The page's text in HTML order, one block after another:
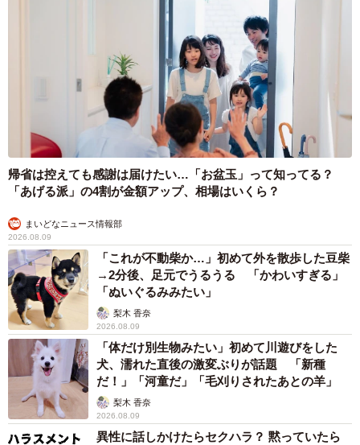
帰省は控えても感謝は届けたい…「お盆玉」って知ってる？
「あげる派」の4割が金額アップ、相場はいくら？
まいどなニュース情報部
2026.08.09
「これが不動柴か…」初めて外を散歩した豆柴
→2分後、足元でうるうる 「かわいすぎる」
「ぬいぐるみみたい」
梨木 香奈
2026.08.09
「体だけ別生物みたい」初めて川遊びをした
犬、濡れた直後の激変ぶりが話題 「新種
だ！」「河童だ」「毛刈りされたあとの羊」
梨木 香奈
2026.08.09
異性に話しかけたらセクハラ？ 黙っていたら